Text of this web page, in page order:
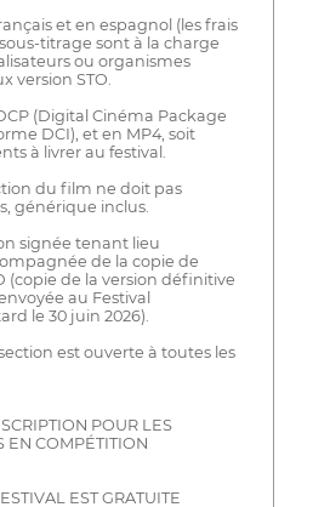
et en espagnol (les frais
titrage sont à la charge
ou organismes
version STO.
(Digital Cinéma Package
DCI), et en MP4, soit
à livrer au festival.
du film ne doit pas
générique inclus.
signée tenant lieu
de la copie de
(copie de la version définitive
au Festival
le 30 juin 2026).
est ouverte à toutes les
POUR LES
EN COMPÉTITION
EST GRATUITE